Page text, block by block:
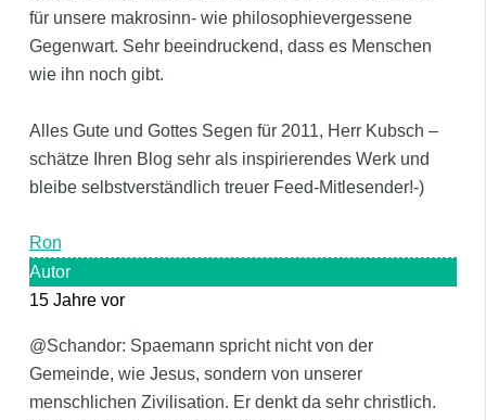
für unsere makrosinn- wie philosophievergessene
Gegenwart. Sehr beeindruckend, dass es Menschen
wie ihn noch gibt.
Alles Gute und Gottes Segen für 2011, Herr Kubsch –
schätze Ihren Blog sehr als inspirierendes Werk und
bleibe selbstverständlich treuer Feed-Mitlesender!-)
Ron
Autor
15 Jahre vor
@Schandor: Spaemann spricht nicht von der
Gemeinde, wie Jesus, sondern von unserer
menschlichen Zivilisation. Er denkt da sehr christlich.